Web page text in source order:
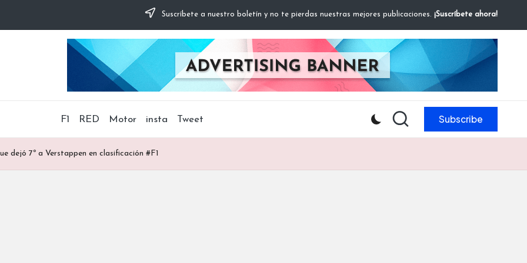
Suscríbete a nuestro boletín y no te pierdas nuestras mejores publicaciones. ¡Suscríbete ahora!
F1 RED Motor insta Tweet Subscribe
dejó 7º a Verstappen en clasificación #F1